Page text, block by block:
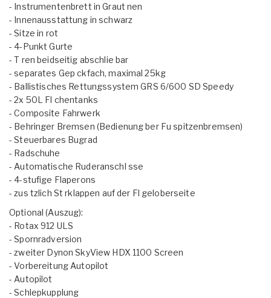
- Instrumentenbrett in Graut nen
- Innenausstattung in schwarz
- Sitze in rot
- 4-Punkt Gurte
- T ren beidseitig abschlie bar
- separates Gep ckfach, maximal 25kg
- Ballistisches Rettungssystem GRS 6/600 SD Speedy
- 2x 50L Fl chentanks
- Composite Fahrwerk
- Behringer Bremsen (Bedienung ber Fu spitzenbremsen)
- Steuerbares Bugrad
- Radschuhe
- Automatische Ruderanschl sse
- 4-stufige Flaperons
- zus tzlich St rklappen auf der Fl geloberseite
Optional (Auszug):
- Rotax 912 ULS
- Spornradversion
- zweiter Dynon SkyView HDX 1100 Screen
- Vorbereitung Autopilot
- Autopilot
- Schlepkupplung